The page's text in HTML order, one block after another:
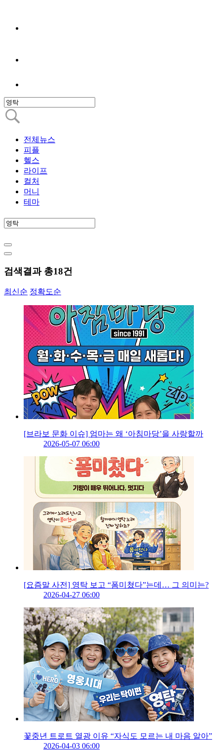
전체뉴스
피플
헬스
라이프
컬처
머니
테마
검색결과 총18건
최신순 정확도순
[브라보 문화 이슈] 엄마는 왜 ‘아침마당’을 사랑할까
2026-05-07 06:00
[요즘말 사전] 영탁 보고 “폼미쳤다”는데… 그 의미는?
2026-04-27 06:00
꽃중년 트로트 열광 이유 “자식도 모르는 내 마음 알아”
2026-04-03 06:00